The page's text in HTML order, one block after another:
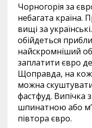
Чорногорія за
небагата країна.
вищі за
обійдеться
найскромніший
заплатити євро
Щоправда, на
можна
фастфуд. Випічка
шпинатною або
півтора євро.